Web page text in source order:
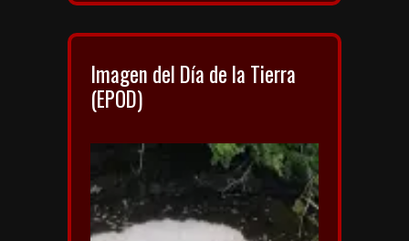
Imagen del Día de la Tierra
(EPOD)